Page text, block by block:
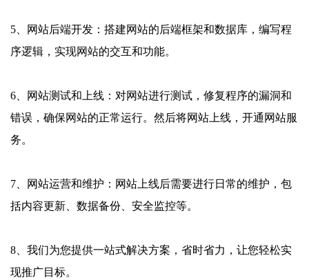
5、网站后端开发：搭建网站的后端框架和数据库，编写程
序逻辑，实现网站的交互和功能。
6、网站测试和上线：对网站进行测试，修复程序的漏洞和
错误，确保网站的正常运行。然后将网站上线，开通网站服
务。
7、网站运营和维护：网站上线后需要进行日常的维护，包
括内容更新、数据备份、安全监控等。
8、我们为您提供一站式解决方案，省时省力，让您轻松实
现推广目标。